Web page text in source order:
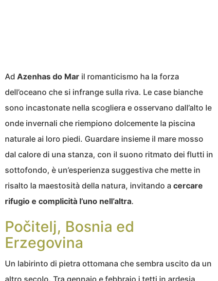
Ad Azenhas do Mar il romanticismo ha la forza
dell’oceano che si infrange sulla riva. Le case bianche
sono incastonate nella scogliera e osservano dall’alto le
onde invernali che riempiono dolcemente la piscina
naturale ai loro piedi. Guardare insieme il mare mosso
dal calore di una stanza, con il suono ritmato dei flutti in
sottofondo, è un’esperienza suggestiva che mette in
risalto la maestosità della natura, invitando a cercare
rifugio e complicità l’uno nell’altra.
Počitelj, Bosnia ed
Erzegovina
Un labirinto di pietra ottomana che sembra uscito da un
altro secolo. Tra gennaio e febbraio i tetti in ardesia